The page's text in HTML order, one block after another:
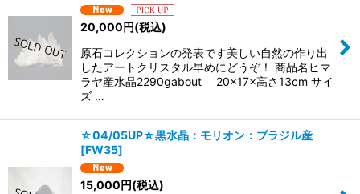
20,000円(税込)
原石コレクションの発表です美しい自然の作り出
したアートクリスタル早めにどうぞ！ 商品名ヒマ
ラヤ産水晶2290gabout 20×17×高さ13cm サイ
ズ …
☆04/05UP☆黒水晶：モリオン：ブラジル産
[FW35]
15,000円(税込)